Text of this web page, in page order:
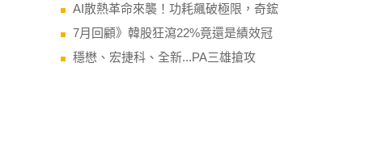
AI散熱革命來襲！功耗飆破極限，奇鋐
7月回顧》韓股狂瀉22%竟還是績效冠
穩懋、宏捷科、全新...PA三雄搶攻